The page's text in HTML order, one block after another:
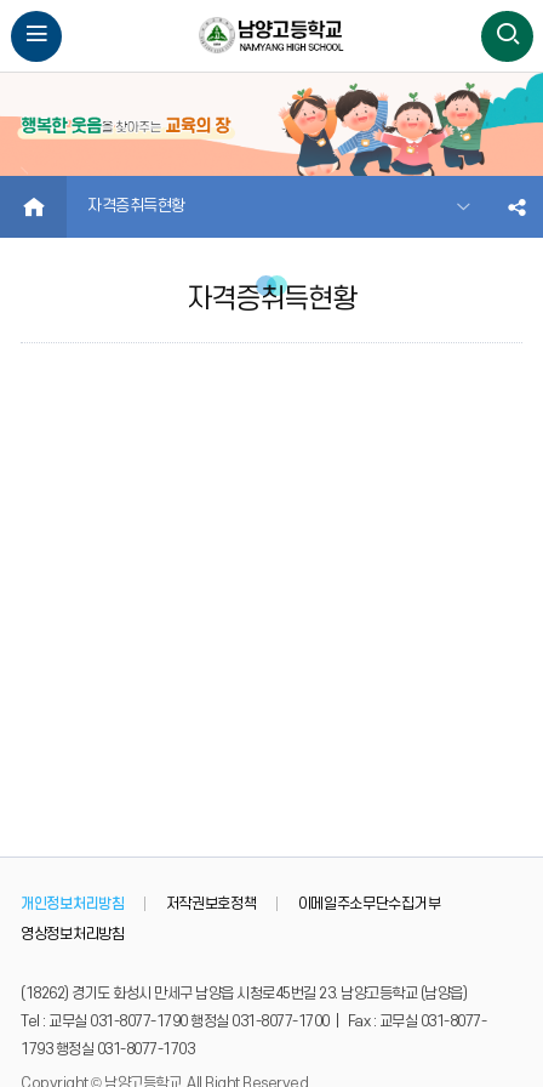
HOME 자격증취득현황
자격증취득현황
개인정보처리방침 저작권보호정책
이메일주소무단수집거부
영상정보처리방침
(18262) 경기도 화성시 만세구 남양읍 시청로45번길 23. 남양고등학교 (남양읍)
Tel : 교무실 031-8077-1790 행정실 031-8077-1700 | Fax : 교무실 031-8077-
1793 행정실 031-8077-1703
Copyright © 남양고등학교, All Right Reserved.